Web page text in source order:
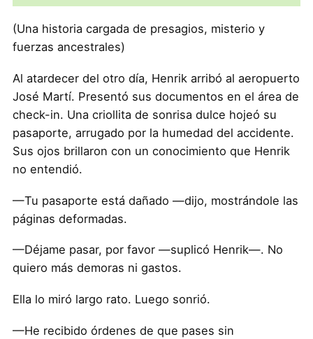
(Una historia cargada de presagios, misterio y
fuerzas ancestrales)
Al atardecer del otro día, Henrik arribó al aeropuerto
José Martí. Presentó sus documentos en el área de
check-in. Una criollita de sonrisa dulce hojeó su
pasaporte, arrugado por la humedad del accidente.
Sus ojos brillaron con un conocimiento que Henrik
no entendió.
—Tu pasaporte está dañado —dijo, mostrándole las
páginas deformadas.
—Déjame pasar, por favor —suplicó Henrik—. No
quiero más demoras ni gastos.
Ella lo miró largo rato. Luego sonrió.
—He recibido órdenes de que pases sin